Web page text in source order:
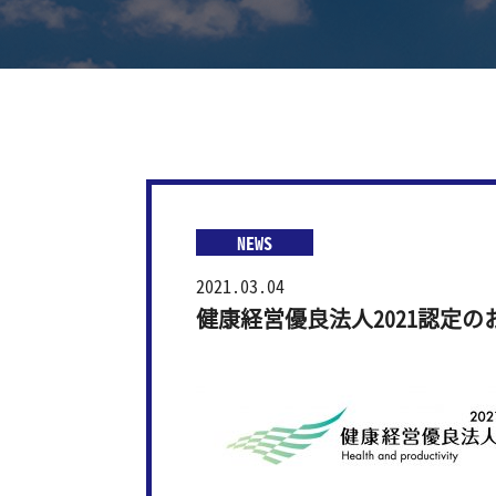
NEWS
2021.03.04
健康経営優良法人2021認定の